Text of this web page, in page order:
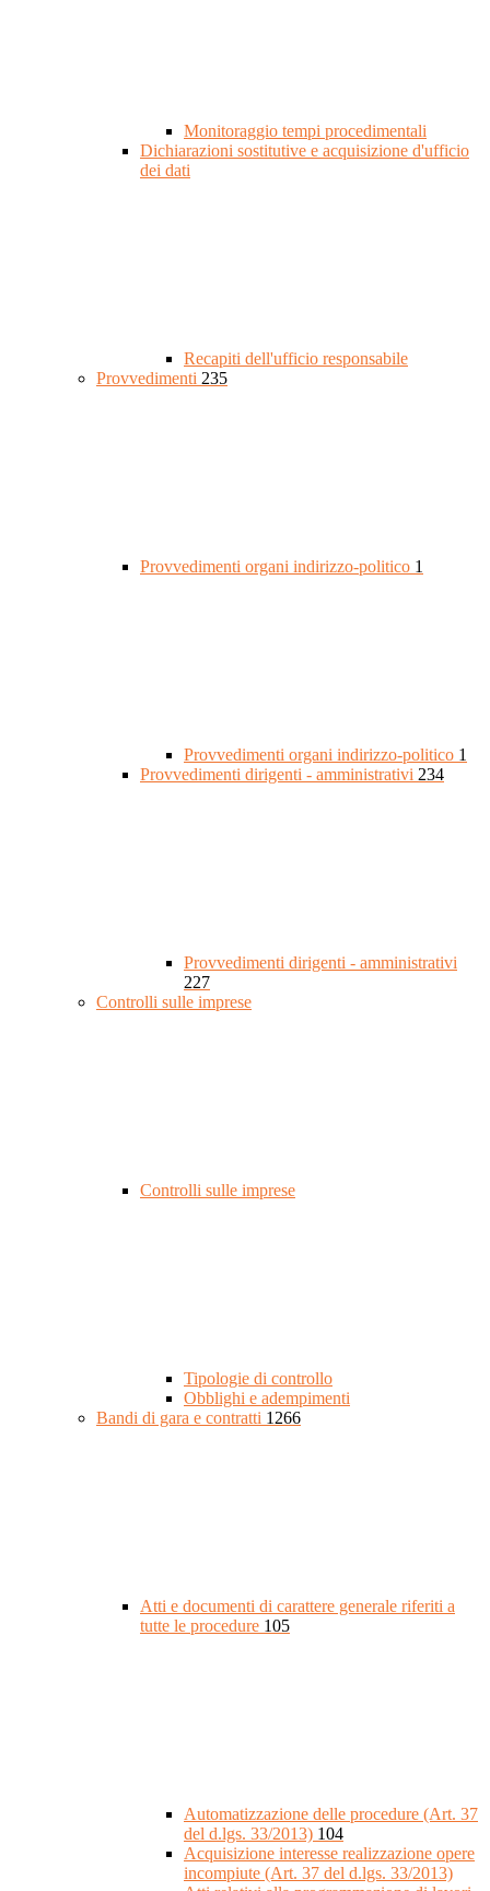
Monitoraggio tempi procedimentali
Dichiarazioni sostitutive e acquisizione d'ufficio
dei dati
Recapiti dell'ufficio responsabile
Provvedimenti 235
Provvedimenti organi indirizzo-politico 1
Provvedimenti organi indirizzo-politico 1
Provvedimenti dirigenti - amministrativi 234
Provvedimenti dirigenti - amministrativi
227
Controlli sulle imprese
Controlli sulle imprese
Tipologie di controllo
Obblighi e adempimenti
Bandi di gara e contratti 1266
Atti e documenti di carattere generale riferiti a
tutte le procedure 105
Automatizzazione delle procedure (Art. 37
del d.lgs. 33/2013) 104
Acquisizione interesse realizzazione opere
incompiute (Art. 37 del d.lgs. 33/2013)